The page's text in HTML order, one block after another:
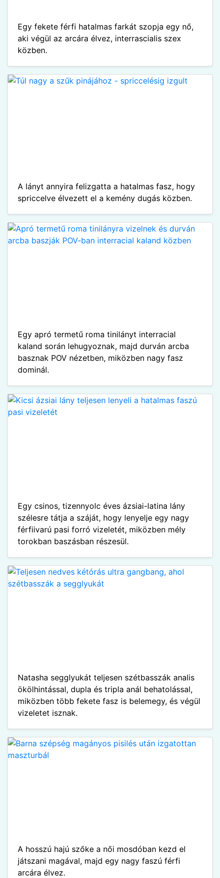
Egy fekete férfi hatalmas farkát szopja egy nő,
aki végül az arcára élvez, interrascialis szex
közben.
A lányt annyira felizgatta a hatalmas fasz, hogy
spriccelve élvezett el a kemény dugás közben.
Egy apró termetű roma tinilányt interracial
kaland során lehugyoznak, majd durván arcba
basznak POV nézetben, miközben nagy fasz
dominál.
Egy csinos, tizennyolc éves ázsiai-latina lány
szélesre tátja a száját, hogy lenyelje egy nagy
férfiivarú pasi forró vizeletét, miközben mély
torokban baszásban részesül.
Natasha segglyukát teljesen szétbasszák analis
ökölhintással, dupla és tripla anál behatolással,
miközben több fekete fasz is belemegy, és végül
vizeletet isznak.
A hosszú hajú szőke a női mosdóban kezd el
játszani magával, majd egy nagy faszú férfi
arcára élvez.